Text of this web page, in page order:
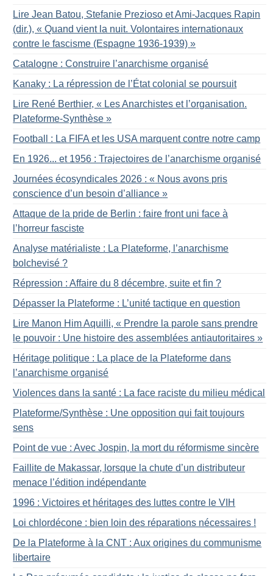
Lire Jean Batou, Stefanie Prezioso et Ami-Jacques Rapin
(dir.), « Quand vient la nuit. Volontaires internationaux
contre le fascisme (Espagne 1936-1939) »
Catalogne : Construire l’anarchisme organisé
Kanaky : La répression de l’État colonial se poursuit
Lire René Berthier, « Les Anarchistes et l’organisation.
Plateforme-Synthèse »
Football : La FIFA et les USA marquent contre notre camp
En 1926... et 1956 : Trajectoires de l’anarchisme organisé
Journées écosyndicales 2026 : « Nous avons pris
conscience d’un besoin d’alliance »
Attaque de la pride de Berlin : faire front uni face à
l’horreur fasciste
Analyse matérialiste : La Plateforme, l’anarchisme
bolchevisé ?
Répression : Affaire du 8 décembre, suite et fin ?
Dépasser la Plateforme : L’unité tactique en question
Lire Manon Him Aquilli, « Prendre la parole sans prendre
le pouvoir : Une histoire des assemblées antiautoritaires »
Héritage politique : La place de la Plateforme dans
l’anarchisme organisé
Violences dans la santé : La face raciste du milieu médical
Plateforme/Synthèse : Une opposition qui fait toujours
sens
Point de vue : Avec Jospin, la mort du réformisme sincère
Faillite de Makassar, lorsque la chute d’un distributeur
menace l’édition indépendante
1996 : Victoires et héritages des luttes contre le VIH
Loi chlordécone : bien loin des réparations nécessaires !
De la Plateforme à la CNT : Aux origines du communisme
libertaire